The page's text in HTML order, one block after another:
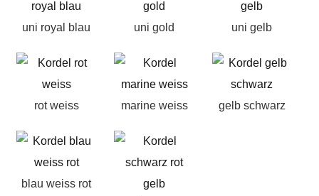
uni royal blau uni gold uni gelb
rot weiss marine weiss gelb schwarz
blau weiss rot